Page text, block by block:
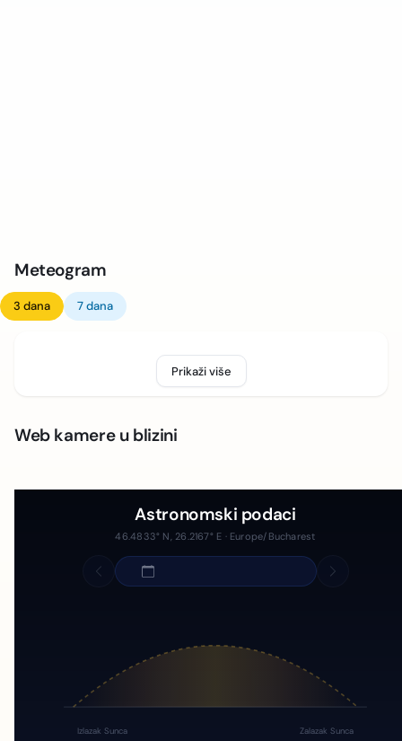
Meteogram
3 dana 7 dana
Prikaži više
Web kamere u blizini
Astronomski podaci
46.4833° N, 26.2167° E · Europe/Bucharest
Izlazak Sunca Zalazak Sunca